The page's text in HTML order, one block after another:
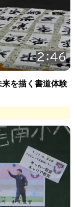
を描く書道体験